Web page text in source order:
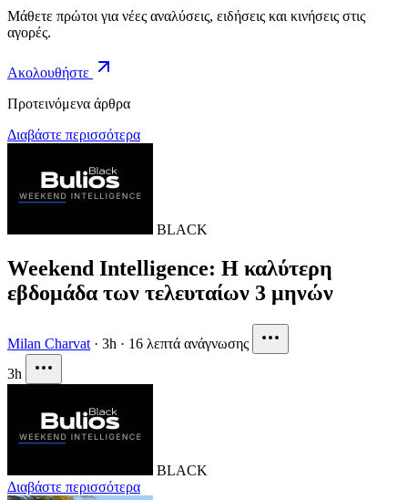
Μάθετε πρώτοι για νέες αναλύσεις, ειδήσεις και κινήσεις στις
αγορές.
Ακολουθήστε
Προτεινόμενα άρθρα
Διαβάστε περισσότερα
BLACK
Weekend Intelligence: Η καλύτερη
εβδομάδα των τελευταίων 3 μηνών
Milan Charvat · 3h · 16 λεπτά ανάγνωσης
3h
BLACK
Διαβάστε περισσότερα